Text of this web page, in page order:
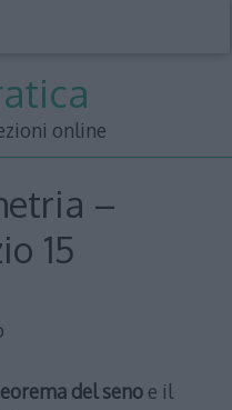
online
–
15
del senoe il